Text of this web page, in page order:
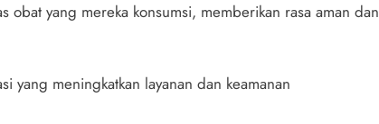
obat yang mereka konsumsi, memberikan rasa aman dan
yang meningkatkan layanan dan keamanan